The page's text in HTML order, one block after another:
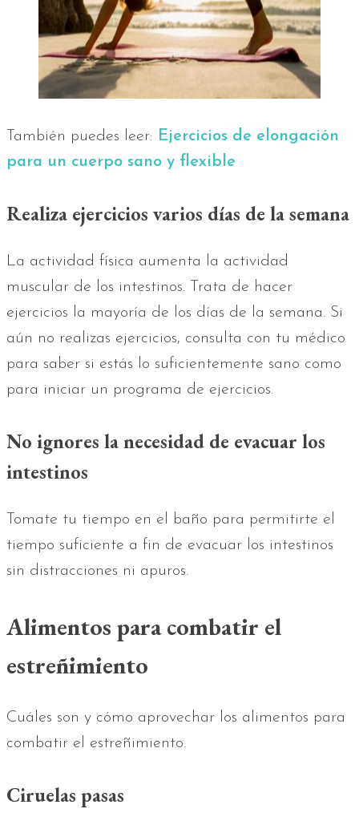
También puedes leer: Ejercicios de elongación
para un cuerpo sano y flexible
Realiza ejercicios varios días de la semana
La actividad física aumenta la actividad
muscular de los intestinos. Trata de hacer
ejercicios la mayoría de los días de la semana. Si
aún no realizas ejercicios, consulta con tu médico
para saber si estás lo suficientemente sano como
para iniciar un programa de ejercicios.
No ignores la necesidad de evacuar los
intestinos
Tomate tu tiempo en el baño para permitirte el
tiempo suficiente a fin de evacuar los intestinos
sin distracciones ni apuros.
Alimentos para combatir el
estreñimiento
Cuáles son y cómo aprovechar los alimentos para
combatir el estreñimiento.
Ciruelas pasas